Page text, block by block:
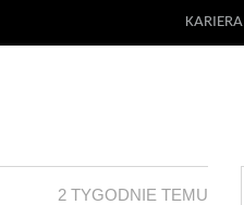
KARIERA
2 TYGODNIE TEMU